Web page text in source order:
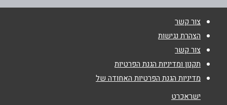
נושא*
אנא חזרו אלי בקשר ל...
צור קשר
הצהרת נגישות
צור קשר
תקנון ומדיניות הגנת הפרטיות
מדיניות הגנת הפרטיות האחודה של
ישראכרט